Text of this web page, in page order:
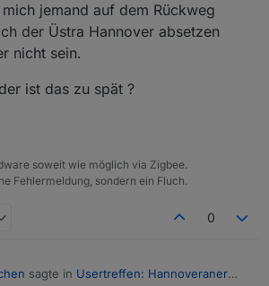
sagen. Ich kann mit Sicherheit noch Plätze
ich hoffe, dass passt alles so.
rechtzeitig Bescheid sagt.
jemand auf dem Rückweg
der Üstra Hannover absetzen
nicht sein.
ist das zu spät ?
soweit wie möglich via Zigbee.
Fehlermeldung, sondern ein Fluch.
0
sagte in Usertreffen: Hannoveraner